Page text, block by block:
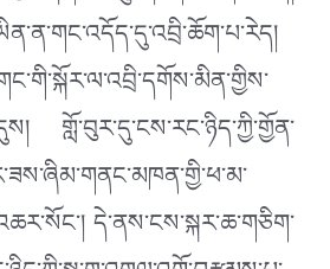
གློ་བུར་དུ་ངས་རང་ཉིད་ཀྱི་གྱོན་
དེ་ནས་ངས་སྐར་ཆ་གཅིག་